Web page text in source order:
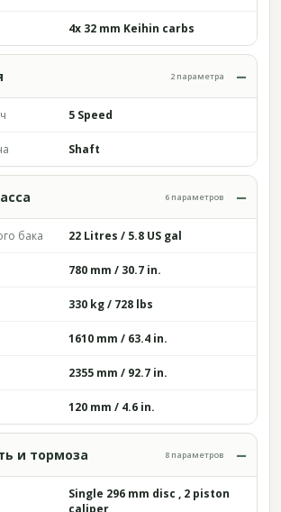
4x 32 mm Keihin carbs
2 параметра
5 Speed
Shaft
6 параметров
бака 22 Litres / 5.8 US gal
780 mm / 30.7 in.
330 kg / 728 lbs
1610 mm / 63.4 in.
2355 mm / 92.7 in.
120 mm / 4.6 in.
и тормоза 8 параметров
Single 296 mm disc , 2 piston
caliper